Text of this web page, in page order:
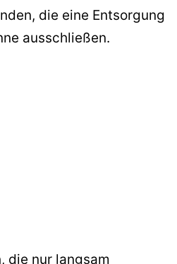
die eine Entsorgung
ausschließen.
die nur langsam